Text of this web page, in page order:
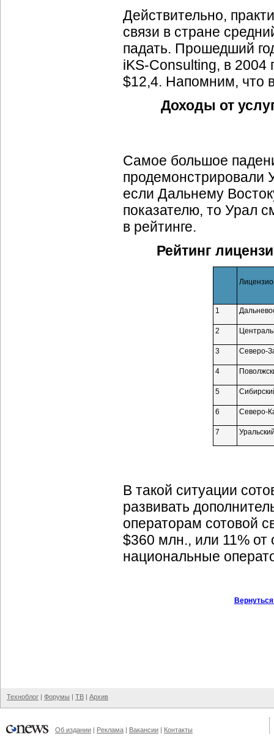
Действительно,
связи в стране
падать. Прошедший
iKS-Consulting, в 2004
$12,4. Напомним, что в
Доходы от
Самое большое
продемонстрировали
если Дальнему
показателю, то Урал
в рейтинге.
Рейтинг
1
2
3 Северо-
4
5
6 Северо-
7
В такой ситуации
развивать
операторам сотовой
$360 млн., или 11%
национальные
Техноблог | Форумы | ТВ | Архив
Об издании | Реклама | Вакансии | Контакты